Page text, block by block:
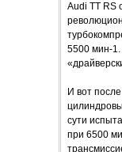
Audi TT RS
5500 мин-
И вот
сути
при 6500